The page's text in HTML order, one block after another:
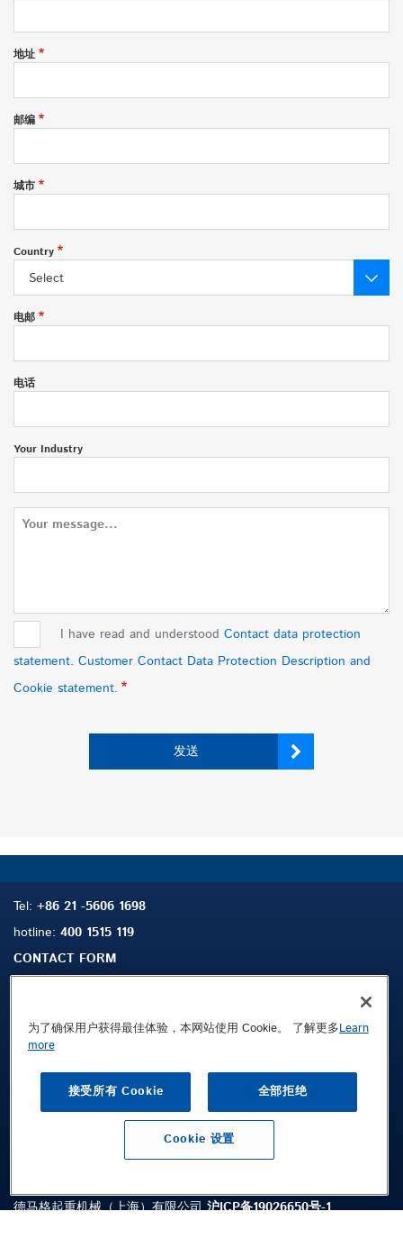
地址
邮编
城市
Country
Select
电邮
电话
Your Industry
I have read and understood Contact data protection
statement. Customer Contact Data Protection Description and
Cookie statement.
Tel: +86 21 -5606 1698
hotline: 400 1515 119
CONTACT FORM
隐私政策
搜索 联系我们
德马格起重机械（上海）有限公司沪ICP备19026650号-1
为了确保用户获得最佳体验，本网站使用 Cookie。 了解更多Learn
more
接受所有 Cookie 全部拒绝
Cookie 设置